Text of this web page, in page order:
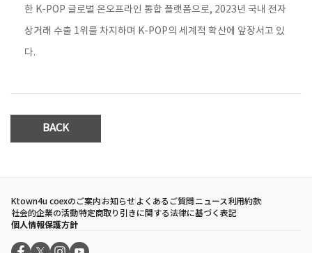
한 K-POP 글로벌 온오프라인 통합 플랫폼으로, 2023년 국내 전자
상거래 수출 1위를 차지하며 K-POP의 세계적 확산에 앞장서고 있
다.
BACK